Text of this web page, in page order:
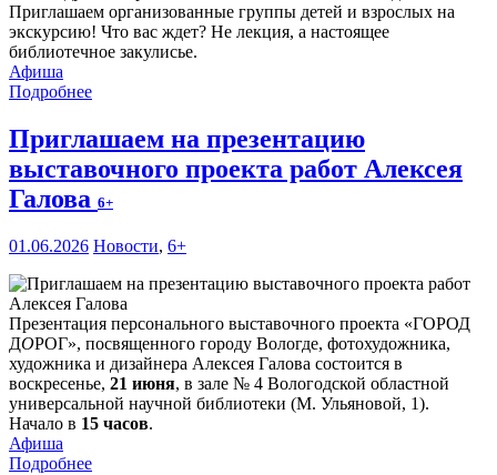
Приглашаем организованные группы детей и взрослых на
экскурсию! Что вас ждет? Не лекция, а настоящее
библиотечное закулисье.
Афиша
Подробнее
Приглашаем на презентацию
выставочного проекта работ Алексея
Галова 6+
01.06.2026 Новости, 6+
Презентация персонального выставочного проекта «ГОРОД
ДОРОГ», посвященного городу Вологде, фотохудожника,
художника и дизайнера Алексея Галова состоится в
воскресенье, 21 июня, в зале № 4 Вологодской областной
универсальной научной библиотеки (М. Ульяновой, 1).
Начало в 15 часов.
Афиша
Подробнее